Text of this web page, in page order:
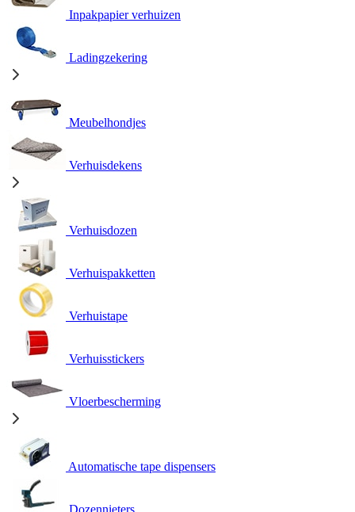
Inpakpapier verhuizen
Ladingzekering
Meubelhondjes
Verhuisdekens
Verhuisdozen
Verhuispakketten
Verhuistape
Verhuisstickers
Vloerbescherming
Automatische tape dispensers